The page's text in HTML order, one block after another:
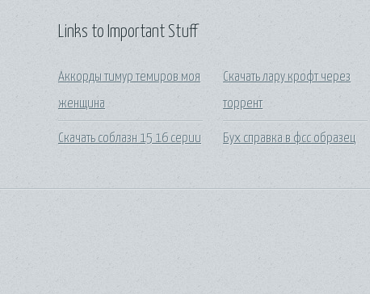
Links to Important Stuff
Аккорды тимур темиров моя
женщина
Скачать соблазн 15 16 серии
Скачать лару крофт через
торрент
Бух справка в фсс образец